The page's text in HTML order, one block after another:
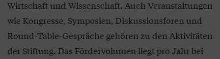
Wirtschaft und Wissenschaft. Auch Veranstaltungen
wie Kongresse, Symposien, Diskussionsforen und
Round-Table-Gespräche gehören zu den Aktivitäten
der Stiftung. Das Fördervolumen liegt pro Jahr bei